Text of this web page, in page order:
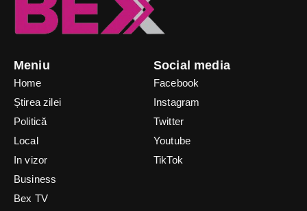
Meniu
Home
Știrea zilei
Politică
Local
In vizor
Business
Bex TV
Social media
Facebook
Instagram
Twitter
Youtube
TikTok